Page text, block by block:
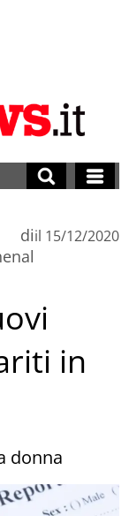
diil 15/12/2020
in
donna